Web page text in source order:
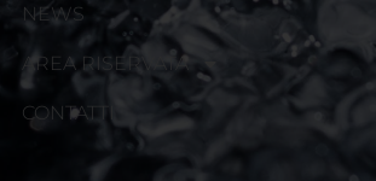
NEWS
AREA RISERVATA
CONTATTI